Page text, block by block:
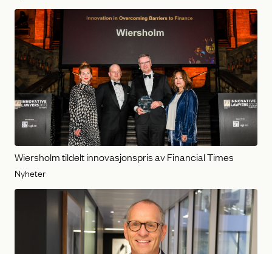
Wiersholm tildelt innovasjonspris av Financial Times
Nyheter